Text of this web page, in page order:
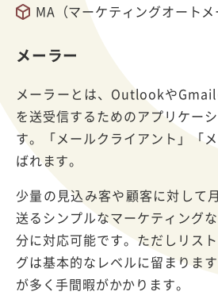
MA（マーケティングオートメ
メーラー
メーラーとは、Outlookや
を送受信するためのアプリケー
す。「メールクライアント」「
ばれます。
少量の見込み客や顧客に対して
送るシンプルなマーケティング
分に対応可能です。ただしリス
グは基本的なレベルに留まりま
が多く手間暇がかかります。